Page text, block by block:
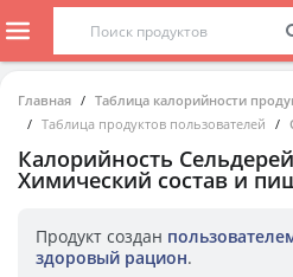
Главная
Таблица калорийности
Таблица продуктов пользователей
Калорийность
Химический состав и
Продукт создан
здоровый рацион.